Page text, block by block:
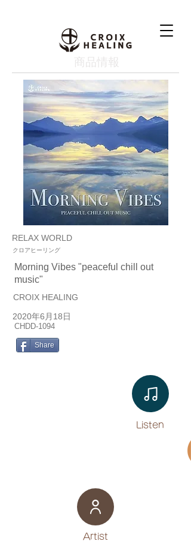
​商品情報
RELAX WORLD
クロアヒーリング
Morning Vibes "peaceful chill out
music"
CROIX HEALING
2020年6月18日
CHDD-1094
Share
Listen​
​Artist